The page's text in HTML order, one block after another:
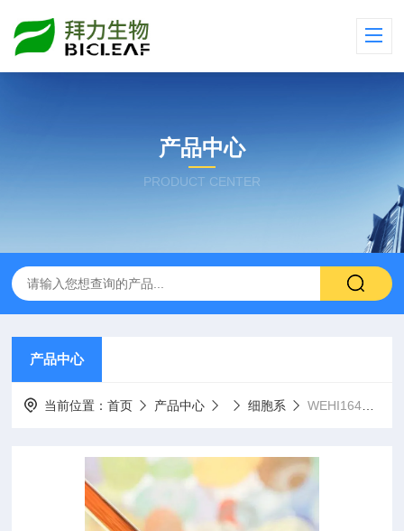
产品中心
PRODUCT CENTER
产品中心
当前位置：首页 产品中心 细胞系 WEHI164细胞WEHI164细胞